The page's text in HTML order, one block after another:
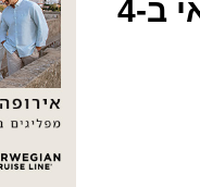
ועדת הפנים לממשלה: לדחות את סגירת שדה דב הצבאי ב-4